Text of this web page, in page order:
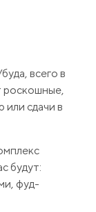
всего в
роскошные,
сдачи в
будут:
фуд-